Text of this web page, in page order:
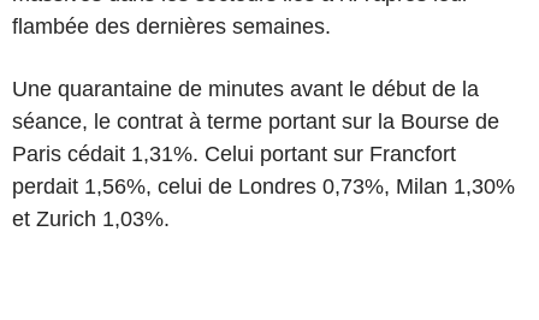
flambée des dernières semaines.
Une quarantaine de minutes avant le début de la
séance, le contrat à terme portant sur la Bourse de
Paris cédait 1,31%. Celui portant sur Francfort
perdait 1,56%, celui de Londres 0,73%, Milan 1,30%
et Zurich 1,03%.